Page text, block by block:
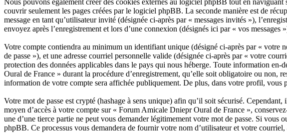
Nous pouvons également créer des cookies externes au logiciel phpBB tout en
couvrir seulement les pages créées par le logiciel phpBB. La seconde manière est de
message en tant qu’utilisateur invité (désignée ci-après par « messages invités »),
envoyez après l’enregistrement et lors d’une connexion (désignés ici par « vos messages
Votre compte contiendra au minimum un identifiant unique (désigné ci-après par « votre
de passe »), et une adresse courriel personnelle valide (désignée ci-après par « votre
protection des données applicables dans le pays qui nous héberge. Toute information
Oural de France » durant la procédure d’enregistrement, qu’elle soit obligatoire ou
information de votre compte sera affichée publiquement. De plus, dans votre profil,
Votre mot de passe est crypté (hashage à sens unique) afin qu’il soit sécurisé.
moyen d’accès à votre compte sur « Forum Amicale Dniepr Oural de France »,
une d’une tierce partie ne peut vous demander légitimement votre mot de passe. Si
phpBB. Ce processus vous demandera de fournir votre nom d’utilisateur et votre